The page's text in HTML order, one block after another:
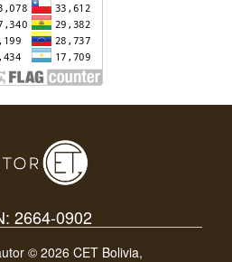
2664-0902
© 2026 CET Bolivia,